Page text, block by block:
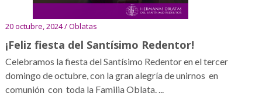
20 octubre, 2024 / Oblatas
¡Feliz fiesta del Santísimo Redentor!
Celebramos la fiesta del Santísimo Redentor en el tercer
domingo de octubre, con la gran alegría de unirnos en
comunión con toda la Familia Oblata. ...